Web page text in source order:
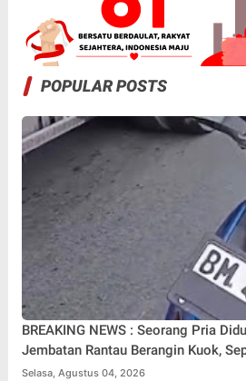
POPULAR POSTS
BREAKING NEWS : Seorang Pria
Jembatan Rantau Berangin Kuok,
Lokasi
Selasa, Agustus 04, 2026